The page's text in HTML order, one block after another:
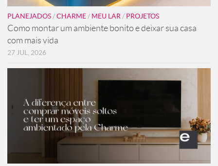
PLANEJADOS /CHARME / MEU LAR / PROJETOS
Como montar um ambiente bonito e deixar sua casa
com mais vida
27 JUL, 2026